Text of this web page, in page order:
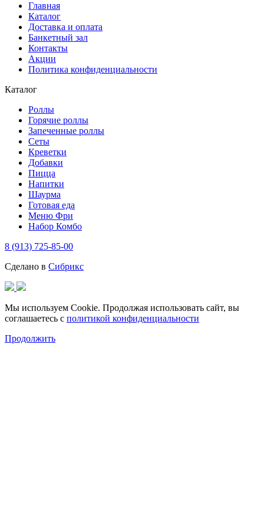
Главная
Каталог
Доставка и оплата
Банкетный зал
Контакты
Акции
Политика конфиденциальности
Каталог
Роллы
Горячие роллы
Запеченные роллы
Сеты
Креветки
Добавки
Пицца
Напитки
Шаурма
Готовая еда
Меню Фри
Набор Комбо
8 (913) 725-85-00
Сделано в Сибрикс
Мы используем Cookie. Продолжая использовать сайт, вы
соглашаетесь с политикой конфиденциальности
Продолжить